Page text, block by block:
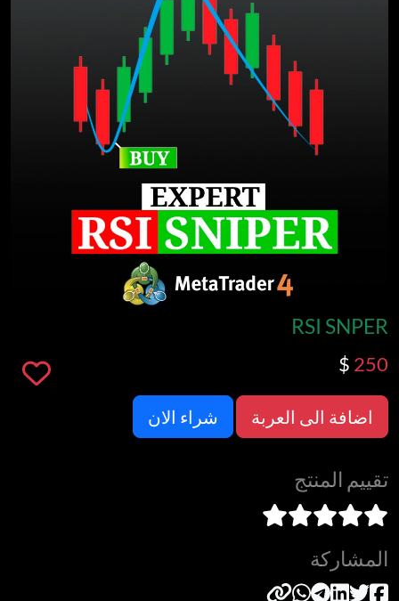
RSI SNPER
250
$
اضافة الى العربة شراء الان
تقييم المنتج
المشاركة